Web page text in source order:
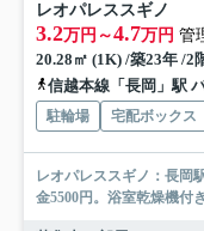
レオパレススギノ
3.2万円～4.7万円 管
20.28㎡ (1K) /築23年 /2
信越本線「長岡」駅
駐輪場 宅配ボックス
レオパレススギノ：長岡
金5500円。浴室乾燥機付